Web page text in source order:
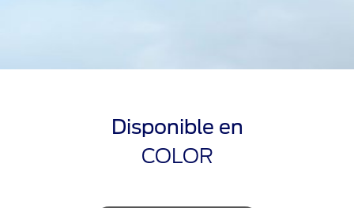
Disponible en
COLOR